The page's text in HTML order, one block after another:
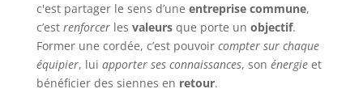
c'est partager le sens d’une entreprise commune,
c’est renforcerles valeursque porte un objectif.
Former une cordée, c’est pouvoircompter sur chaque
équipier, lui apporter ses connaissances, son énergieet
bénéficier des siennes en retour.